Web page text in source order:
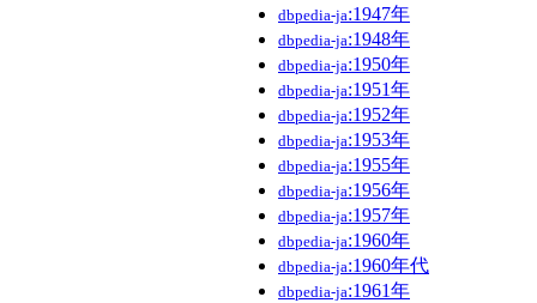
dbpedia-ja:1947年
dbpedia-ja:1948年
dbpedia-ja:1950年
dbpedia-ja:1951年
dbpedia-ja:1952年
dbpedia-ja:1953年
dbpedia-ja:1955年
dbpedia-ja:1956年
dbpedia-ja:1957年
dbpedia-ja:1960年
dbpedia-ja:1960年代
dbpedia-ja:1961年